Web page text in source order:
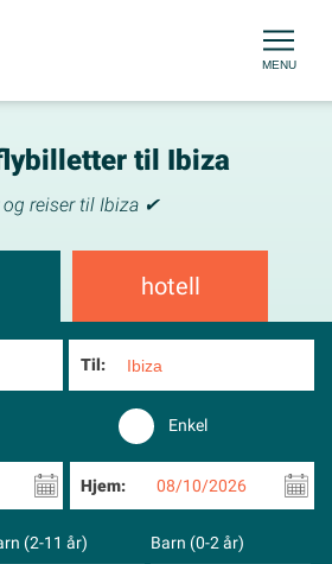
MENU
til Ibiza
og reiser til Ibiza ✔
hotell
Til:
Enkel
Hjem: 08/10/2026
(2-11 år) Barn (0-2 år)